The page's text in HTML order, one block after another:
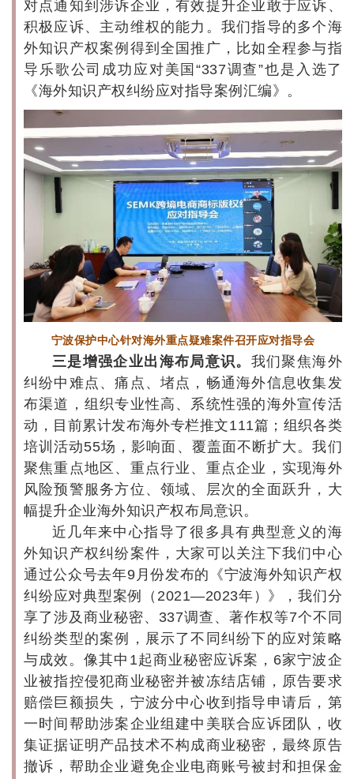
对点通知到涉诉企业，有效提升企业敢于应诉、
积极应诉、主动维权的能力。我们指导的多个海
外知识产权案例得到全国推广，比如全程参与指
导乐歌公司成功应对美国“337调查”也是入选了
《海外知识产权纠纷应对指导案例汇编》。
宁波保护中心针对海外重点疑难案件召开应对指导会
三是增强企业出海布局意识。 我们聚焦海外
纠纷中难点、痛点、堵点，畅通海外信息收集发
布渠道，组织专业性高、系统性强的海外宣传活
动，目前累计发布海外专栏推文111篇；组织各类
培训活动55场，影响面、覆盖面不断扩大。我们
聚焦重点地区、重点行业、重点企业，实现海外
风险预警服务方位、领域、层次的全面跃升，大
幅提升企业海外知识产权布局意识。
近几年来中心指导了很多具有典型意义的海
外知识产权纠纷案件，大家可以关注下我们中心
通过公众号去年9月份发布的《宁波海外知识产权
纠纷应对典型案例（2021—2023年）》，我们分
享了涉及商业秘密、337调查、著作权等7个不同
纠纷类型的案例，展示了不同纠纷下的应对策略
与成效。像其中1起商业秘密应诉案，6家宁波企
业被指控侵犯商业秘密并被冻结店铺，原告要求
赔偿巨额损失，宁波分中心收到指导申请后，第
一时间帮助涉案企业组建中美联合应诉团队，收
集证据证明产品技术不构成商业秘密，最终原告
撤诉，帮助企业避免企业电商账号被封和担保金